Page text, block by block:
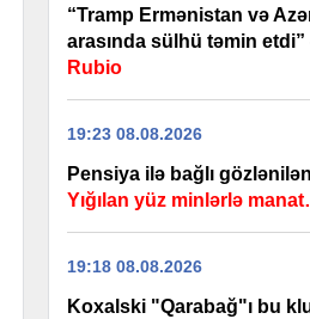
“Tramp Ermənistan və
arasında sülhü təmin etdi”
Rubio
19:23 08.08.2026
Pensiya ilə bağlı
Yığılan yüz minlərlə
19:18 08.08.2026
Koxalski "Qarabağ"ı bu